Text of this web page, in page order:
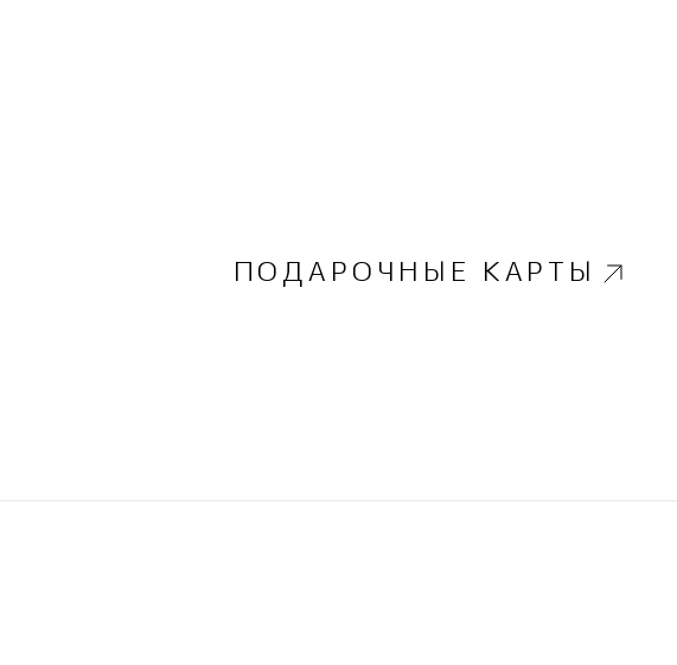
ПОДАРОЧНЫЕ КАРТЫ